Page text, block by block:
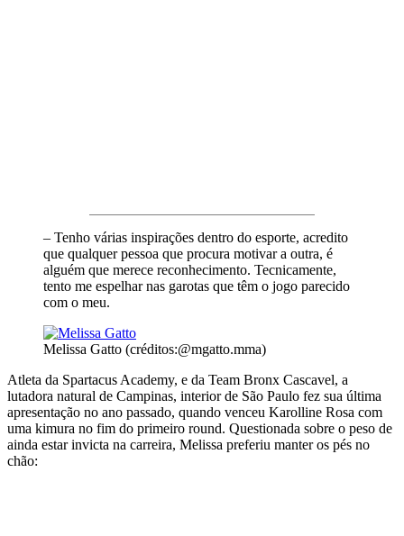
– Tenho várias inspirações dentro do esporte, acredito
que qualquer pessoa que procura motivar a outra, é
alguém que merece reconhecimento. Tecnicamente,
tento me espelhar nas garotas que têm o jogo parecido
com o meu.
Melissa Gatto (créditos:@mgatto.mma)
Atleta da Spartacus Academy, e da Team Bronx Cascavel, a
lutadora natural de Campinas, interior de São Paulo fez sua última
apresentação no ano passado, quando venceu Karolline Rosa com
uma kimura no fim do primeiro round. Questionada sobre o peso de
ainda estar invicta na carreira, Melissa preferiu manter os pés no
chão: